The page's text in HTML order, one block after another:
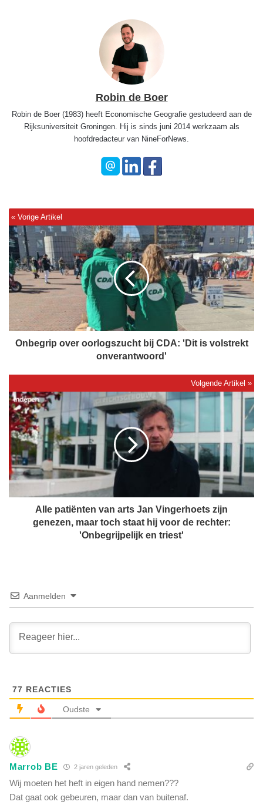
Robin de Boer
Robin de Boer (1983) heeft Economische Geografie gestudeerd aan de
Rijksuniversiteit Groningen. Hij is sinds juni 2014 werkzaam als
hoofdredacteur van NineForNews.
O
n
b
e
g
r
o
o
r
l
o
s
z
u
:
D
t
v
o
r
e
t
o
Onbegrip over oorlogszucht bij CDA: 'Dit is volstrekt
onverantwoord'
A
l
e
a
t
i
ë
a
r
a
g
r
h
o
e
t
Alle patiënten van arts Jan Vingerhoets zijn
genezen, maar toch staat hij voor de rechter:
'Onbegrijpelijk en triest'
Aanmelden
77 REACTIES
Oudste
Marrob BE 2 jaren geleden
Wij moeten het heft in eigen hand nemen???
Dat gaat ook gebeuren, maar dan van buitenaf.